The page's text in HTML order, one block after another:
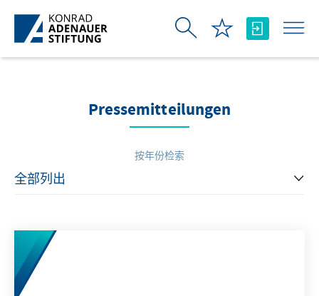
跳转到主内容
Pressemitteilungen
按年份检索